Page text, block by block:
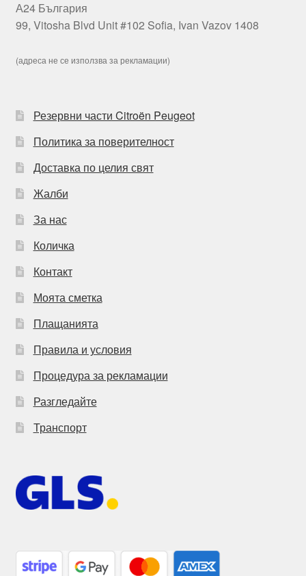
А24 България
99, Vitosha Blvd Unit #102 Sofia, Ivan Vazov 1408
(адреса не се използва за рекламации)
Резервни части Citroën Peugeot
Политика за поверителност
Доставка по целия свят
Жалби
За нас
Количка
Контакт
Моята сметка
Плащанията
Правила и условия
Процедура за рекламации
Разгледайте
Транспорт